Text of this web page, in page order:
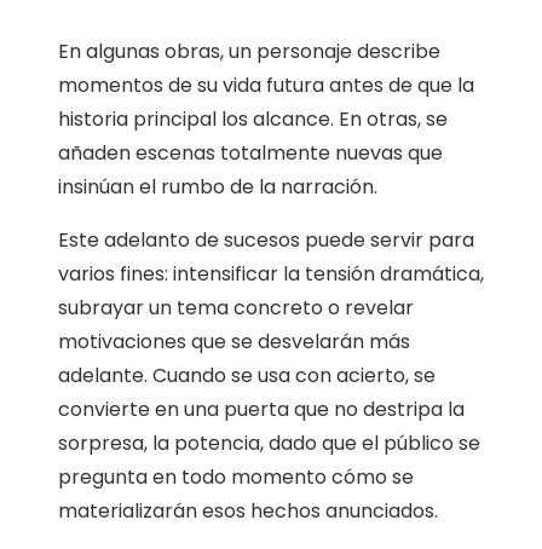
En algunas obras, un personaje describe
momentos de su vida futura antes de que la
historia principal los alcance. En otras, se
añaden escenas totalmente nuevas que
insinúan el rumbo de la narración.
Este adelanto de sucesos puede servir para
varios fines: intensificar la tensión dramática,
subrayar un tema concreto o revelar
motivaciones que se desvelarán más
adelante. Cuando se usa con acierto, se
convierte en una puerta que no destripa la
sorpresa, la potencia, dado que el público se
pregunta en todo momento cómo se
materializarán esos hechos anunciados.